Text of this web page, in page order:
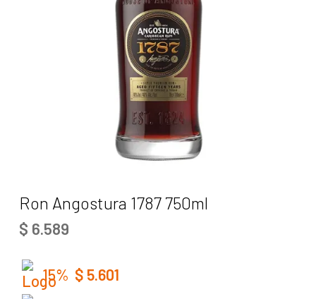
Ron Angostura 1787 750ml
$ 6.589
15% $ 5.601